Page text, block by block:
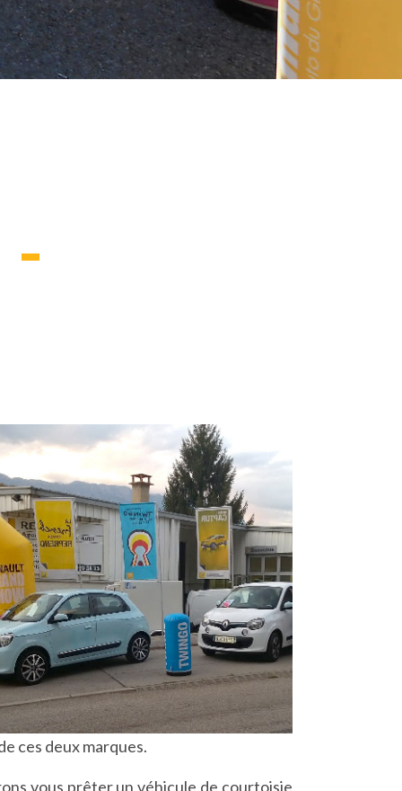
ces deux marques.
vous prêter un véhicule de courtoisie